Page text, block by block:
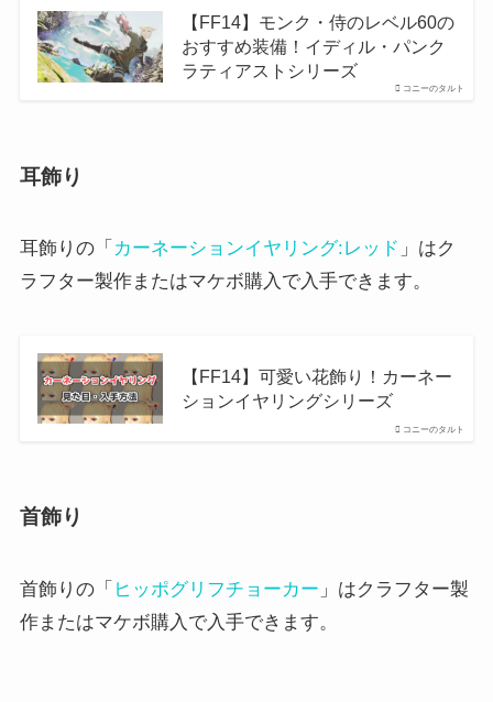
コニーのタルト
【FF14】モンク・侍のレベル60の
おすすめ装備！イディル・パンク
ラティアストシリーズ
耳飾り
耳飾りの「 カーネーションイヤリング:レッド 」はク
ラフター製作またはマケボ購入で入手できます。
コニーのタルト
【FF14】可愛い花飾り！カーネー
ションイヤリングシリーズ
首飾り
首飾りの「 ヒッポグリフチョーカー 」はクラフター製
作またはマケボ購入で入手できます。